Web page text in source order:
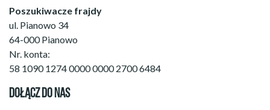
Poszukiwacze frajdy
ul. Pianowo 34
64-000 Pianowo
Nr. konta:
58 1090 1274 0000 0000 2700 6484
DOŁĄCZ DO NAS